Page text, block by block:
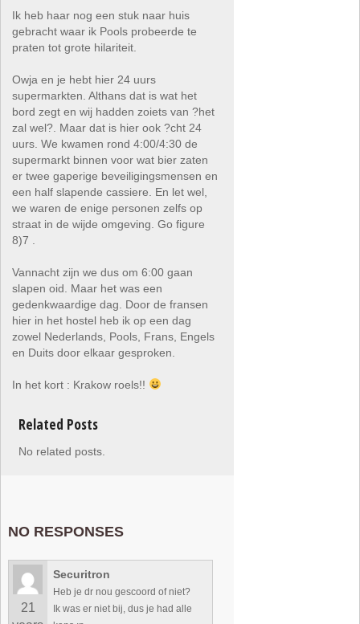
Ik heb haar nog een stuk naar huis
gebracht waar ik Pools probeerde te
praten tot grote hilariteit.
Owja en je hebt hier 24 uurs
supermarkten. Althans dat is wat het
bord zegt en wij hadden zoiets van ?het
zal wel?. Maar dat is hier ook ?cht 24
uurs. We kwamen rond 4:00/4:30 de
supermarkt binnen voor wat bier zaten
er twee gaperige beveiligingsmensen en
een half slapende cassiere. En let wel,
we waren de enige personen zelfs op
straat in de wijde omgeving. Go figure
8)7 .
Vannacht zijn we dus om 6:00 gaan
slapen oid. Maar het was een
gedenkwaardige dag. Door de fransen
hier in het hostel heb ik op een dag
zowel Nederlands, Pools, Frans, Engels
en Duits door elkaar gesproken.
In het kort : Krakow roels!!
Related Posts
No related posts.
NO RESPONSES
21
Securitron
Heb je dr nou gescoord of niet?
Ik was er niet bij, dus je had alle